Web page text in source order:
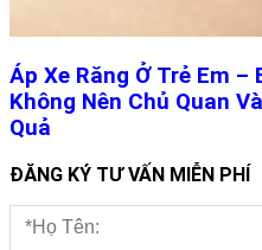
Áp Xe Răng Ở Trẻ Em –
Không Nên Chủ Quan
Quả
ĐĂNG KÝ TƯ VẤN MIỄN PHÍ